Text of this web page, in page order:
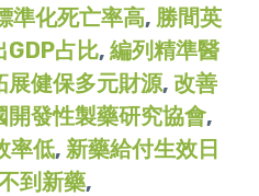
準化死亡率高, 勝間英
GDP占比, 編列精準醫
展健保多元財源, 改善
開發性製藥研究協會,
率低, 新藥給付生效日
到新藥,